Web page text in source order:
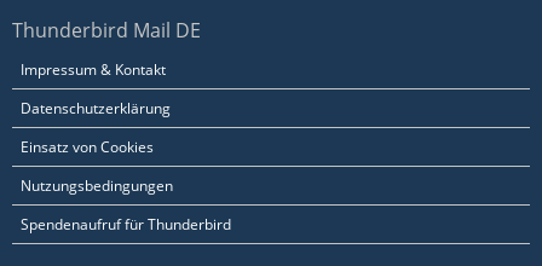
Thunderbird Mail DE
Impressum & Kontakt
Datenschutzerklärung
Einsatz von Cookies
Nutzungsbedingungen
Spendenaufruf für Thunderbird